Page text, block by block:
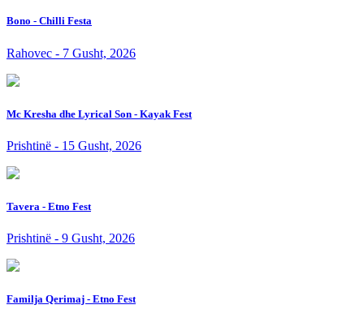
Bono - Chilli Festa
Rahovec - 7 Gusht, 2026
Mc Kresha dhe Lyrical Son - Kayak Fest
Prishtinë - 15 Gusht, 2026
Tavera - Etno Fest
Prishtinë - 9 Gusht, 2026
Familja Qerimaj - Etno Fest